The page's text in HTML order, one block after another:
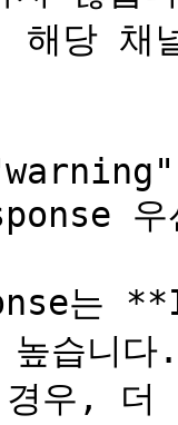
채널
우
는
높습니
우, 더